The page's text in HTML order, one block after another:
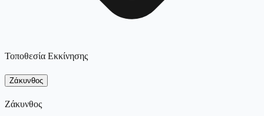
Τοποθεσία Εκκίνησης
Ζάκυνθος
Ζάκυνθος